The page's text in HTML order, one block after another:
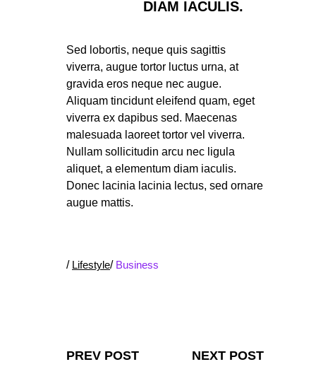
DIAM IACULIS.
Sed lobortis, neque quis sagittis
viverra, augue tortor luctus urna, at
gravida eros neque nec augue.
Aliquam tincidunt eleifend quam, eget
viverra ex dapibus sed. Maecenas
malesuada laoreet tortor vel viverra.
Nullam sollicitudin arcu nec ligula
aliquet, a elementum diam iaculis.
Donec lacinia lacinia lectus, sed ornare
augue mattis.
/ Lifestyle/ Business
PREV POST NEXT POST